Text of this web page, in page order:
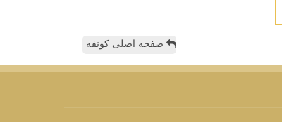
صفحه اصلی کونفه